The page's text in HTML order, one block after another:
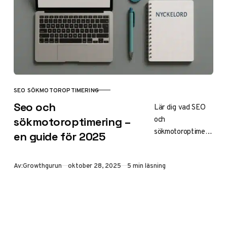
trafik till din
KATEGORI
SEO SÖKMOTOROPTIMERING
Seo och
sökmotoroptimering –
en guide för 2025
Lär dig vad SEO
och
sökmotoroptimerin
page, off-page
Av:Growthgurun Publicerad
oktober 28, 2025 5 min läsning